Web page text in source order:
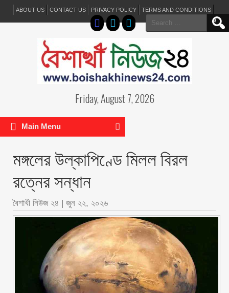
ABOUT US CONTACT US PRIVACY POLICY TERMS AND CONDITIONS
Search
for:
Friday, August 7, 2026
Main Menu
মঙ্গলের উল্কাপিণ্ডে মিলল বিরল
রত্নের সন্ধান
বৈশাখী নিউজ ২৪ | জুন ২২, ২০২৬